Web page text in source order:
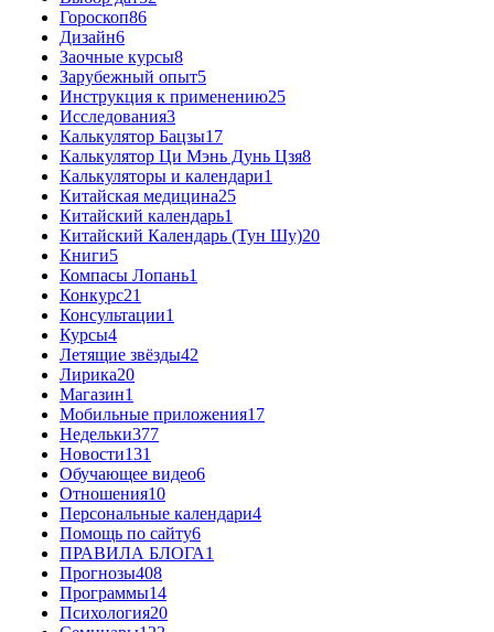
Гороскоп86
Дизайн6
Заочные курсы8
Зарубежный опыт5
Инструкция к применению25
Исследования3
Калькулятор Бацзы17
Калькулятор Ци Мэнь Дунь Цзя8
Калькуляторы и календари1
Китайская медицина25
Китайский календарь1
Китайский Календарь (Тун Шу)20
Книги5
Компасы Лопань1
Конкурс21
Консультации1
Курсы4
Летящие звёзды42
Лирика20
Магазин1
Мобильные приложения17
Недельки377
Новости131
Обучающее видео6
Отношения10
Персональные календари4
Помощь по сайту6
ПРАВИЛА БЛОГА1
Прогнозы408
Программы14
Психология20